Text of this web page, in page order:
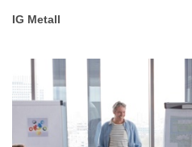
IG Metall